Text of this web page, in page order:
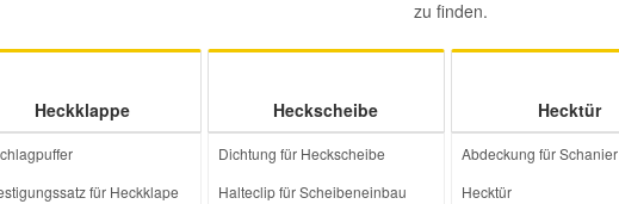
zu finden.
Heckklappe
für Heckklape
Heckscheibe
Dichtung für Heckscheibe
Halteclip für Scheibeneinbau
Hecktür
Abdeckung für Schanier
Hecktür